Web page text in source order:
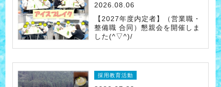
2026.08.06
【2027年度内定者】（営業職・
整備職 合同）懇親会を開催しま
した(^▽^)/
採用教育活動